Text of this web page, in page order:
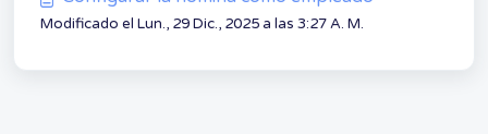
Modificado el Lun., 29 Dic., 2025 a las 3:27 A. M.